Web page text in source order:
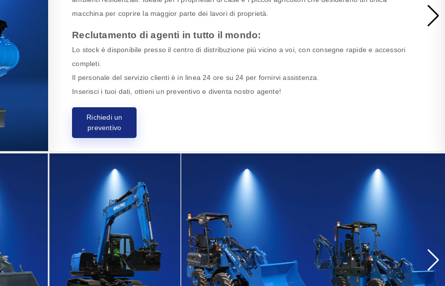
macchina per coprire la maggior parte dei lavori di proprietà.
Reclutamento di agenti in tutto il mondo:
Lo stock è disponibile presso il centro di distribuzione più vicino a voi, con consegne rapide e accessori
completi.
Il personale del servizio clienti è in linea 24 ore su 24 per fornirvi assistenza.
Inserisci i tuoi dati, ottieni un preventivo e diventa nostro agente!
Richiedi un
preventivo